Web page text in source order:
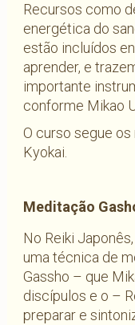
Recursos como
energética do
estão incluídos
aprender, e
importante
conforme Mikao
O curso segue
Kyokai.
Meditação
No Reiki
uma técnica de
Gassho – que
discípulos e o –
preparar e